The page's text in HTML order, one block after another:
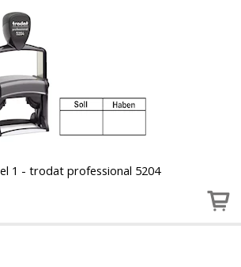
1 - trodat professional 5204